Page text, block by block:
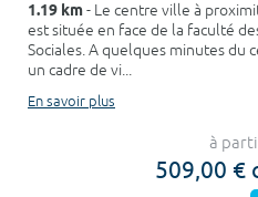
1.19 km- Le centre ville à
est située en face de la faculté
Sociales. A quelques minutes du
un cadre de vi...
En savoir plus
à
509,00 €